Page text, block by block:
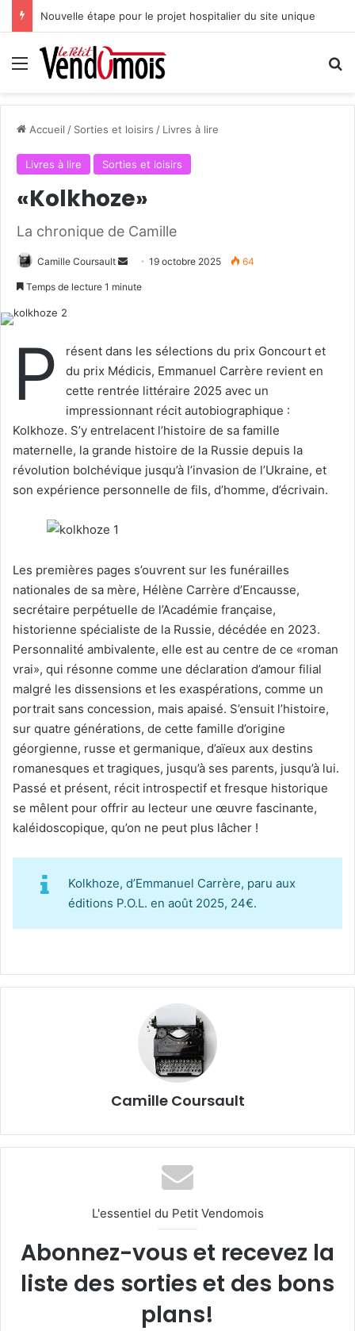
Nouvelle étape pour le projet hospitalier du site unique
Menu
Accueil / Sorties et loisirs / Livres à lire
Livres à lire Sorties et loisirs
«Kolkhoze»
La chronique de Camille
Camille Coursault
e
r
u
n
c
o
u
r
l
19 octobre 2025 64
Temps de lecture 1 minute
P
résent dans les sélections du prix Goncourt et
du prix Médicis, Emmanuel Carrère revient en
cette rentrée littéraire 2025 avec un
impressionnant récit autobiographique :
Kolkhoze. S’y entrelacent l’histoire de sa famille
maternelle, la grande histoire de la Russie depuis la
révolution bolchévique jusqu’à l’invasion de l’Ukraine, et
son expérience personnelle de fils, d’homme, d’écrivain.
Les premières pages s’ouvrent sur les funérailles
nationales de sa mère, Hélène Carrère d’Encausse,
secrétaire perpétuelle de l’Académie française,
historienne spécialiste de la Russie, décédée en 2023.
Personnalité ambivalente, elle est au centre de ce «roman
vrai», qui résonne comme une déclaration d’amour filial
malgré les dissensions et les exaspérations, comme un
portrait sans concession, mais apaisé. S’ensuit l’histoire,
sur quatre générations, de cette famille d’origine
géorgienne, russe et germanique, d’aïeux aux destins
romanesques et tragiques, jusqu’à ses parents, jusqu’à lui.
Passé et présent, récit introspectif et fresque historique
se mêlent pour offrir au lecteur une œuvre fascinante,
kaléidoscopique, qu’on ne peut plus lâcher !
Kolkhoze, d’Emmanuel Carrère, paru aux
éditions P.O.L. en août 2025, 24€.
Camille Coursault
L'essentiel du Petit Vendomois
Abonnez-vous et recevez la
liste des sorties et des bons
plans!